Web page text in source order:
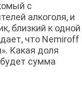
с
алкоголя, и
близкий к одной
что Nemiroff
Какая доля
сумма